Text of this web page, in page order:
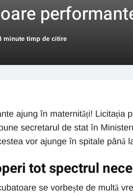
minute timp de citire
ajung în maternități! Licitația
secretarul de stat în
vor ajunge în spitale până
tot spectrul
se vorbește de multă